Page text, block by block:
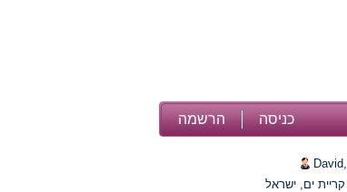
הרשמה כניסה
David,
קריית ים, ישראל